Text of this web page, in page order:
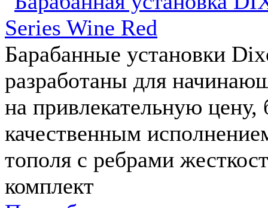
Барабанные установки
разработаны для
на привлекательную
качественным
тополя с ребрами
комплект